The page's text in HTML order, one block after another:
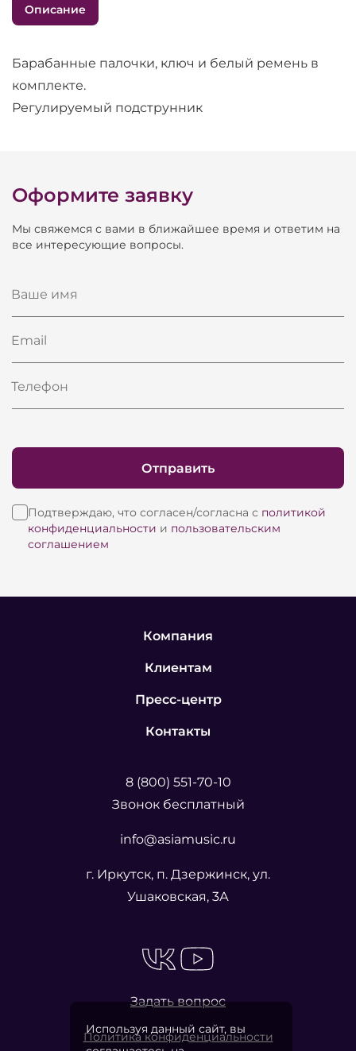
Описание
Барабанные палочки, ключ и белый ремень в
комплекте.
Регулируемый подструнник
Оформите заявку
Мы свяжемся с вами в ближайшее время и ответим на
все интересующие вопросы.
Ваше имя
Email
Телефон
Подтверждаю, что согласен/согласна с политикой
конфиденциальности и пользовательским
соглашением
Отправить
Компания
Клиентам
Пресс-центр
Контакты
8 (800) 551-70-10
Звонок бесплатный
info@asiamusic.ru
г. Иркутск, п. Дзержинск, ул.
Ушаковская, 3А
Задать вопрос
Политика конфиденциальности
Используя данный сайт, вы